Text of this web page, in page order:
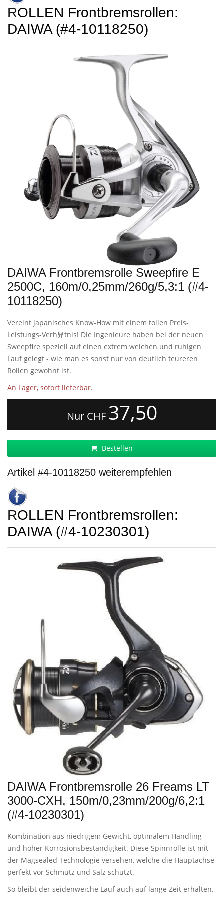
ROLLEN Frontbremsrollen:
DAIWA (#4-10118250)
DAIWA Frontbremsrolle Sweepfire E
2500C, 160m/0,25mm/260g/5,3:1 (#4-
10118250)
Vereint japanisches Know-How mit einem tollen Preis-
Leistungs-Verh舁tnis! Die Ingenieure haben bei der neuen
Sweepfire speziell auf einen extrem weichen und ruhigen
Lauf gelegt - wie man es sonst nur von deutlich teureren
Rollen gewohnt ist.
An Lager, sofort lieferbar.
Nur CHF 37,50
Bestellen
Artikel #4-10118250 weiterempfehlen
ROLLEN Frontbremsrollen:
DAIWA (#4-10230301)
DAIWA Frontbremsrolle 26 Freams LT
3000-CXH, 150m/0,23mm/200g/6,2:1
(#4-10230301)
Kombination aus niedrigem Gewicht, optimalem Handling
und hoher Korrosionsbeständigkeit. Diese Spinnrolle ist mit
der Magsealed Technologie versehen, welche die Hauptachse
perfekt vor Schmutz und Salz schützt.
So bleibt der seidenweiche Lauf auch auf lange Zeit erhalten.